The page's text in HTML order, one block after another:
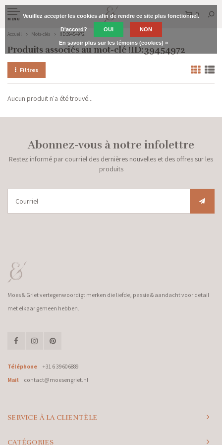
MENU
0
Accueil Mots-clés !ID:39454972
Produits associés au mot-clé !ID:39454972
Filtres
Aucun produit n'a été trouvé...
Abonnez-vous à notre infolettre
Restez informé par courriel des dernières nouvelles et des offres sur les
produits
Moes & Griet vertegenwoordigt merken die liefde, passie & aandacht voor detail
met elkaar gemeen hebben.
Téléphone
+31 6 39606889
Mail
contact@moesengriet.nl
SERVICE À LA CLIENTÈLE
CATÉGORIES
Veuillez accepter les cookies afin de rendre ce site plus fonctionnel.
D'accord? OUI NON
En savoir plus sur les témoins (cookies) »